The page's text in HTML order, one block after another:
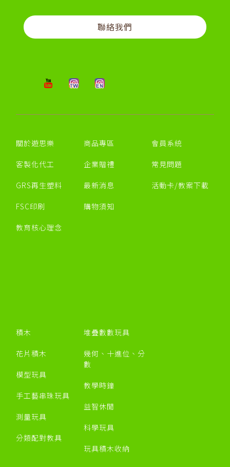
聯絡我們
關於遊思樂
客製化代工
GRS再生塑料
FSC印刷
教育核心理念
商品專區
企業贈禮
最新消息
購物須知
會員系統
常見問題
活動卡/教案下載
積木
花片積木
模型玩具
手工藝串珠玩具
測量玩具
分類配對教具
堆疊數數玩具
幾何、十進位、分
數
教學時鐘
益智休閒
科學玩具
玩具積木收納